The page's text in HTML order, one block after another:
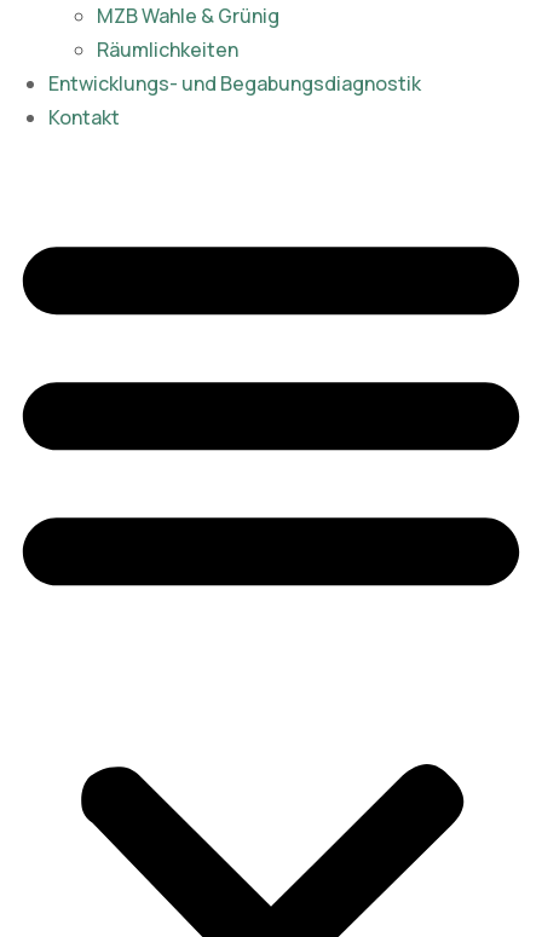
MZB Wahle & Grünig
Räumlichkeiten
Entwicklungs- und Begabungsdiagnostik
Kontakt